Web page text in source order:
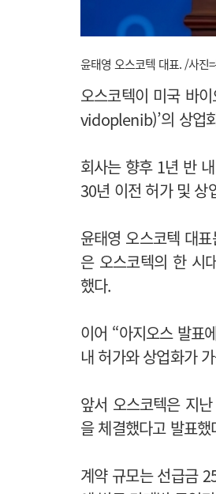
윤태영 오스코텍 대표. /사진
오스코텍이 미국 바
vidoplenib)’의 상업
회사는 향후 1년 반
30년 이전 허가 및 상
윤태영 오스코텍 대
은 오스코텍의 한 시
했다.
이어 “아지오스 발표
내 허가와 상업화가
앞서 오스코텍은 지
을 체결했다고 발표했
계약 규모는 선급금